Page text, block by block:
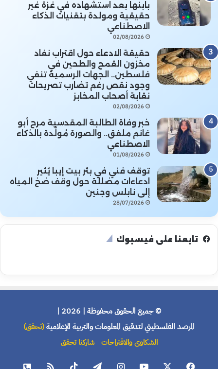
بابنها بعد استشهاده في غزة غير
حقيقية ومولدة بتقنيات الذكاء
الاصطناعي
02/08/2026
حقيقة الادعاء حول اقتراب نفاد
مخزون القمح والطحين في
فلسطين.. الجهات الرسمية تنفي
وجود نقص رغم تضارب تصريحات
نقابة أصحاب المخابز
02/08/2026
خبر وفاة الطالبة المقدسية مرح أبو
غانم ملفق.. والصورة مُولَّدة بالذكاء
الاصطناعي
01/08/2026
توقف فني في بئر بيت إيبا يُثير
ادعاءات مضللة حول وقف ضخ المياه
إلى نابلس وجنين
28/07/2026
تابعنا على فيسبوك
© جميع الحقوق محفوظة | 2026 |
المرصد الفلسطيني لتدقيق المعلومات والتربية الإعلامية(تحقق)
الشكاوى والاقتراحات شاركنا تحقق